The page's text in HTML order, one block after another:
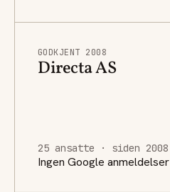
GODKJENT 2008
Directa AS
25 ansatte · siden 2008
Ingen Google anmeldelser